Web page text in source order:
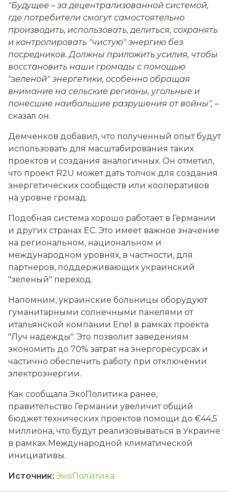
"Будущее – за децентрализованной системой,
где потребители смогут самостоятельно
производить, использовать, делиться, сохранять
и контролировать "чистую" энергию без
посредников. Должны приложить усилия, чтобы
восстановить наши громады с помощью
"зеленой" энергетики, особенно обращая
внимание на сельские регионы, угольные и
понесшие наибольшие разрушения от войны", –
сказал он.
Демченков добавил, что полученный опыт будут
использовать для масштабирования таких
проектов и создания аналогичных. Он отметил,
что проект R2U может дать толчок для создания
энергетических сообществ или кооперативов
на уровне громад.
Подобная система хорошо работает в Германии
и других странах ЕС. Это имеет важное значение
на региональном, национальном и
международном уровнях, в частности, для
партнеров, поддерживающих украинский
"зеленый" переход.
Напомним, украинские больницы оборудуют
гуманитарными солнечными панелями от
итальянской компании Enel в рамках проекта
"Луч надежды". Это позволит заведениям
экономить до 70% затрат на энергоресурсах и
частично обеспечить работу при отключении
электроэнергии.
Как сообщала ЭкоПолитика ранее,
правительство Германии увеличит общий
бюджет технических проектов помощи до €44,5
миллиона, что будут реализовываться в Украине
в рамках Международной климатической
инициативы.
Источник: ЭкоПолитика